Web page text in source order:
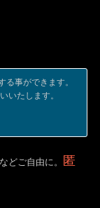
事ができます。
いたします。
どご自由に。
匿